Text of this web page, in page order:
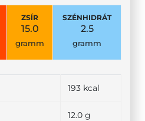
ZSÍR
15.0
gramm
SZÉNHIDRÁT
2.5
gramm
193 kcal
12.0 g